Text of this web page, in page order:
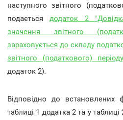
наступного звітного
подаєтьсядодаток 2
значення звітного
зараховується до складу
звітного (податкового)
додаток 2).
Відповідно до
таблиці 1 додатка 2 та у